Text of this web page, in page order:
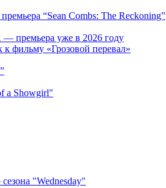
“Sean Combs: The Reckoning”
премьера уже в 2026 году
фильму «Грозовой перевал»
a Showgirl"
"Wednesday"